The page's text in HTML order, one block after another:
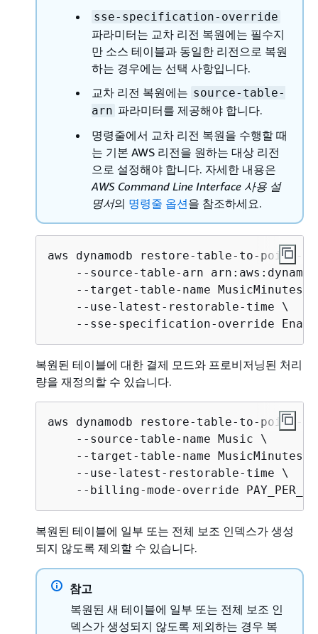
sse-specification-override
파라미터는 교차 리전 복원에는 필수지
만 소스 테이블과 동일한 리전으로 복원
하는 경우에는 선택 사항입니다.
교차 리전 복원에는 source-table-
arn 파라미터를 제공해야 합니다.
명령줄에서 교차 리전 복원을 수행할 때
는 기본 AWS 리전을 원하는 대상 리전
으로 설정해야 합니다. 자세한 내용은
AWS Command Line Interface 사용 설
명서의 명령줄 옵션을 참조하세요.
aws dynamodb restore-table-to-point-
--source-table-arn
--target-table-name
    --use-latest-restorable-time \
--sse-specification-override
복원된 테이블에 대한 결제 모드와 프로비저닝된 처리
량을 재정의할 수 있습니다.
aws dynamodb restore-table-to-point-
    --source-table-name Music \
--target-table-name
    --use-latest-restorable-time \
--billing-mode-override
복원된 테이블에 일부 또는 전체 보조 인덱스가 생성
되지 않도록 제외할 수 있습니다.
참고
복원된 새 테이블에 일부 또는 전체 보조 인
덱스가 생성되지 않도록 제외하는 경우 복